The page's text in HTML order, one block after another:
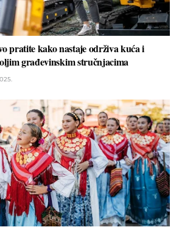
pratite kako nastaje održiva kuća i
građevinskim stručnjacima